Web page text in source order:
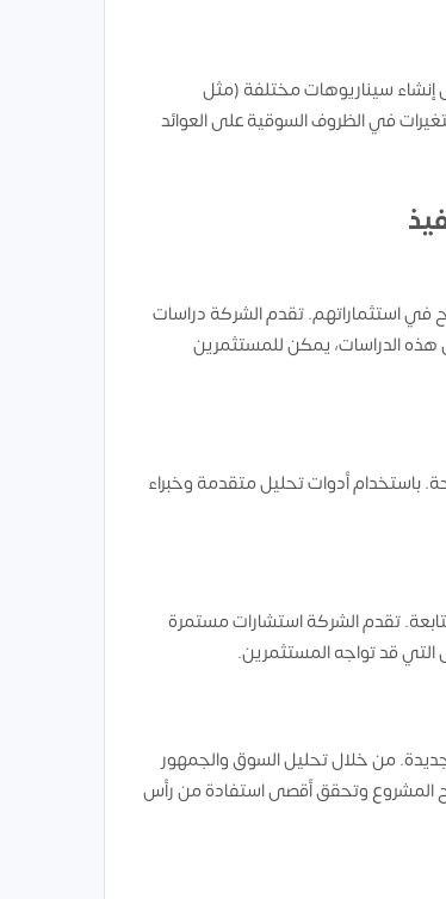
إنشاء سيناريوهات مختلفة (مثل
في الظروف السوقية على العوائد
في استثماراتهم. تقدم الشركة دراسات
هذه الدراسات، يمكن للمستثمرين
باستخدام أدوات تحليل متقدمة وخبراء
تقدم الشركة استشارات مستمرة
التي قد تواجه المستثمرين.
من خلال تحليل السوق والجمهور
المشروع وتحقق أقصى استفادة من رأس